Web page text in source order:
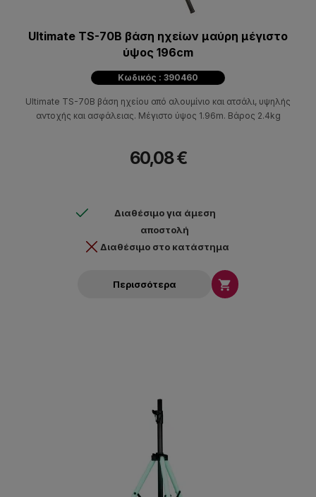
Ultimate TS-70B βάση ηχείων μαύρη μέγιστο
ύψος 196cm
Κωδικός : 390460
Ultimate TS-70B βάση ηχείου από αλουμίνιο και ατσάλι, υψηλής
αντοχής και ασφάλειας. Mέγιστο ύψος 1.96m. Bάρος 2.4kg
60,08 €
Διαθέσιμο για άμεση
αποστολή
Διαθέσιμο στο κατάστημα
Περισσότερα 